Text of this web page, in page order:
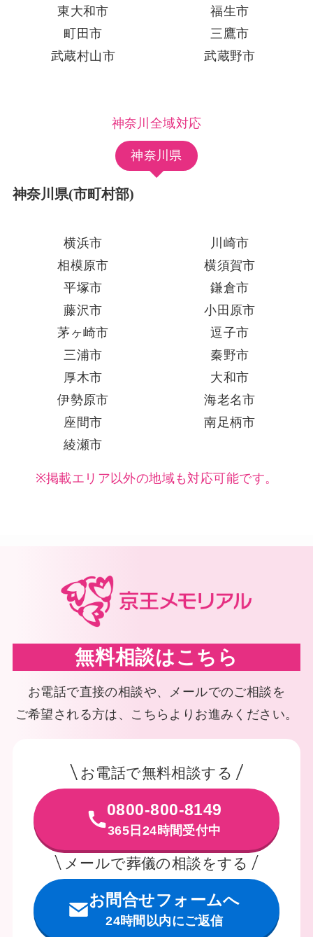
東大和市
福生市
町田市
三鷹市
武蔵村山市
武蔵野市
神奈川全域対応
神奈川県
神奈川県(市町村部)
横浜市
川崎市
相模原市
横須賀市
平塚市
鎌倉市
藤沢市
小田原市
茅ヶ崎市
逗子市
三浦市
秦野市
厚木市
大和市
伊勢原市
海老名市
座間市
南足柄市
綾瀬市
※掲載エリア以外の地域も対応可能です。
無料相談はこちら
お電話で直接の相談や、メールでのご相談を
ご希望される方は、こちらよりお進みください。
お電話で無料相談する
0800-800-8149
365日24時間受付中
メールで葬儀の相談をする
お問合せフォームへ
24時間以内にご返信